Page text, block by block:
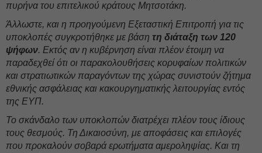
πυρήνα του επιτελικού κράτους Μητσοτάκη.
Άλλωστε, και η προηγούμενη Εξεταστική Επιτροπή για τις
υποκλοπές συγκροτήθηκε με βάση τη διάταξη των 120
ψήφων. Εκτός αν η κυβέρνηση είναι πλέον έτοιμη να
παραδεχθεί ότι οι παρακολουθήσεις κορυφαίων πολιτικών
και στρατιωτικών παραγόντων της χώρας συνιστούν ζήτημα
εθνικής ασφάλειας και κακουργηματικής λειτουργίας εντός
της ΕΥΠ.
Το σκάνδαλο των υποκλοπών διατρέχει πλέον τους ίδιους
τους θεσμούς. Τη Δικαιοσύνη, με αποφάσεις και επιλογές
που προκαλούν σοβαρά ερωτήματα αμεροληψίας. Και τη